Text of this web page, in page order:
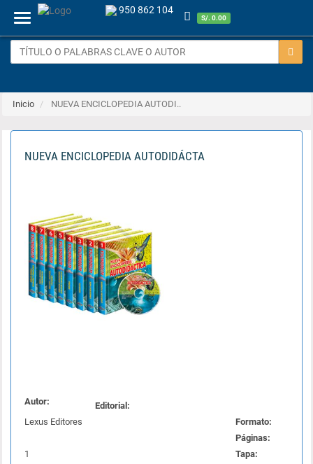
Menu
950 862 104
S/. 0.00
Inicio NUEVA ENCICLOPEDIA AUTODI..
NUEVA ENCICLOPEDIA AUTODIDÁCTA
Autor:
Editorial:
Lexus Editores
Formato:
Páginas:
1
Tapa: